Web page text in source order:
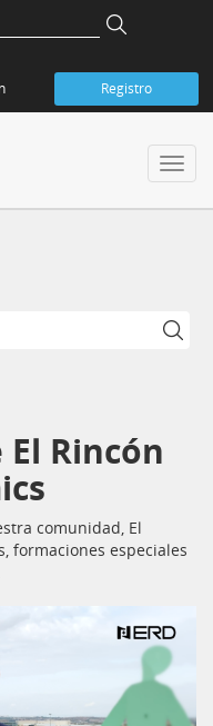
Registro
Rincón
comunidad, El
formaciones especiales